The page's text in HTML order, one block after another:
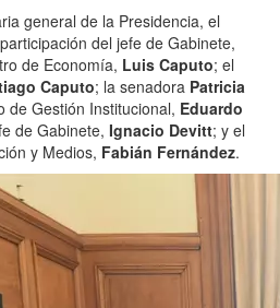
general de la Presidencia, el
del jefe de Gabinete,
de Economía, Luis Caputo; el
Caputo; la senadora Patricia
de Gestión Institucional, Eduardo
de Gabinete, Ignacio Devitt; y el
y Medios, Fabián Fernández.